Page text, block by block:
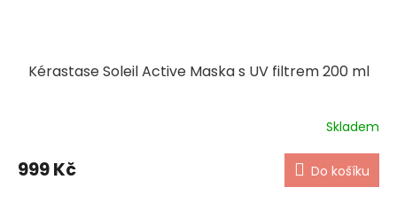
Kérastase Soleil Active Maska s UV filtrem 200 ml
Skladem
999 Kč Do košíku